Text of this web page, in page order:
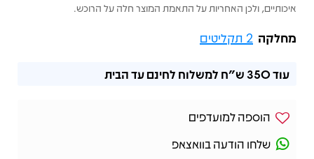
איכותיים, ולכן האחריות על התאמת המוצר חלה על הרוכש.
מחלקה 2 תקליטים
עוד350 ש"ח למשלוח לחינם עד הבית
הוספה למועדפים
שלחו הודעה בוואצאפ